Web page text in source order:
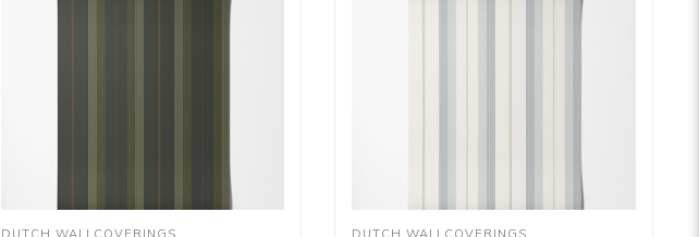
DUTCH WALLCOVERINGS DUTCH WALLCOVERINGS